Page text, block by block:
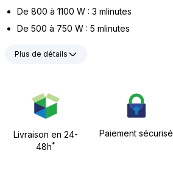
De 800 à 1100 W : 3 mlinutes
De 500 à 750 W : 5 mlinutes
Plus de détails
Livraison en 24-
48h*
Paiement sécurisé